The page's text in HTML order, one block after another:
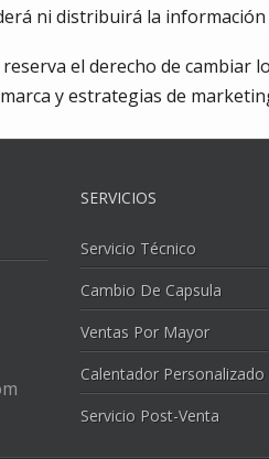
ni distribuirá la
reserva el derecho de
y estrategias de
SERVICIOS
Servicio Técnico
Cambio De Capsula
Ventas Por Mayor
Calentador Personalizado
Servicio Post-Venta